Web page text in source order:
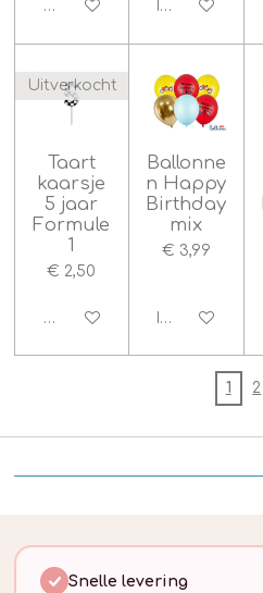
Houd mij op de hoogte
In winkelwagen
Uitverkocht
Taart
kaarsje
5 jaar
Formule
1
€ 2,50
Houd mij op de hoogte
Ballonne
n Happy
Birthday
mix
€ 3,99
In winkelwagen
1 2
Snelle levering